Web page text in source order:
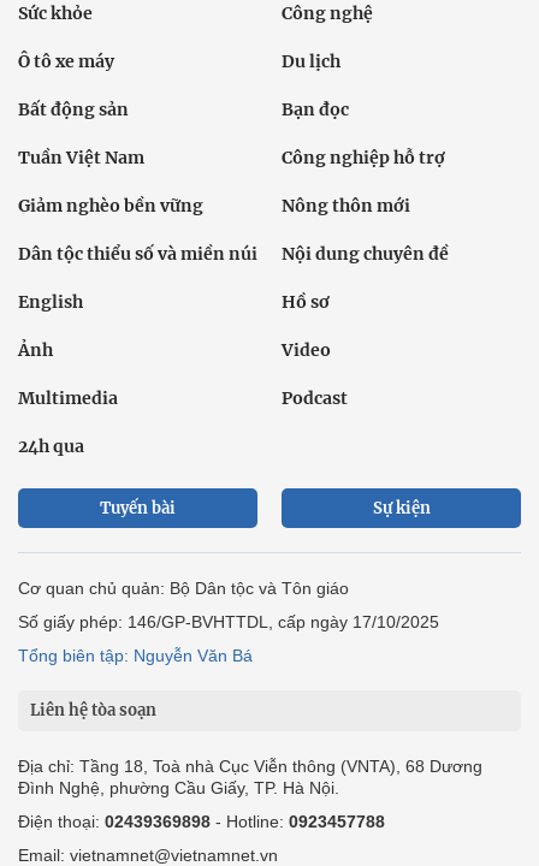
Sức khỏe Công nghệ
Ô tô xe máy Du lịch
Bất động sản Bạn đọc
Tuần Việt Nam Công nghiệp hỗ trợ
Giảm nghèo bền vững Nông thôn mới
Dân tộc thiểu số và miền núi Nội dung chuyên đề
English Hồ sơ
Ảnh Video
Multimedia Podcast
24h qua
Tuyến bài Sự kiện
Cơ quan chủ quản: Bộ Dân tộc và Tôn giáo
Số giấy phép: 146/GP-BVHTTDL, cấp ngày 17/10/2025
Tổng biên tập: Nguyễn Văn Bá
Liên hệ tòa soạn
Địa chỉ: Tầng 18, Toà nhà Cục Viễn thông (VNTA), 68 Dương
Đình Nghệ, phường Cầu Giấy, TP. Hà Nội.
Điện thoại: 02439369898 - Hotline: 0923457788
Email: vietnamnet@vietnamnet.vn